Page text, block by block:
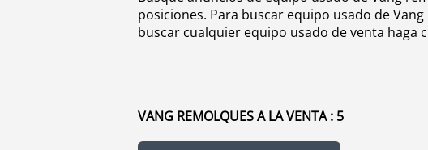
posiciones. Para buscar equipo usado de
buscar cualquier equipo usado de venta haga
VANG REMOLQUES A LA VENTA : 5